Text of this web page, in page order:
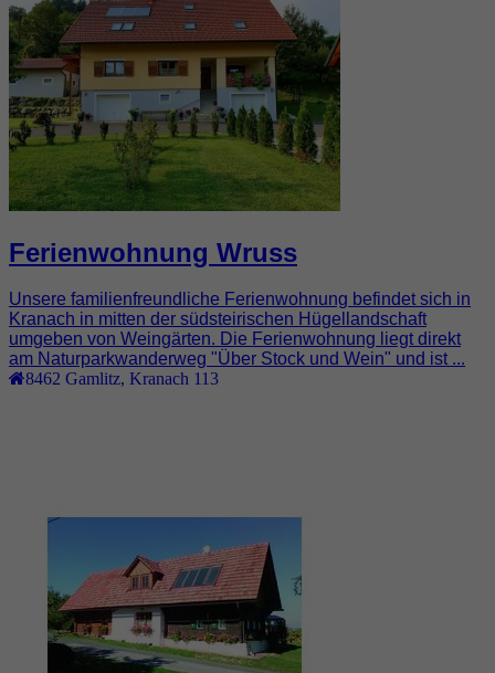
Ferienwohnung Wruss
Unsere familienfreundliche Ferienwohnung befindet sich in
Kranach in mitten der südsteirischen Hügellandschaft
umgeben von Weingärten. Die Ferienwohnung liegt direkt
am Naturparkwanderweg "Über Stock und Wein" und ist ...
8462 Gamlitz, Kranach 113